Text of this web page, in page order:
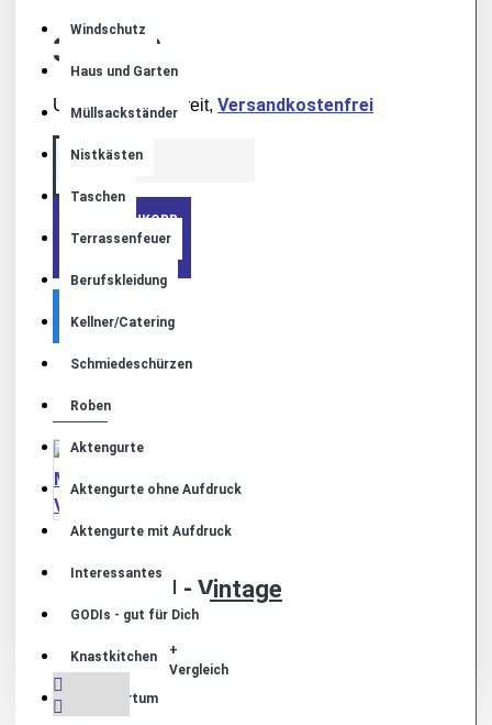
Windschutz
Haus und Garten
Müllsackständer
Nistkästen
Taschen
Terrassenfeuer
Berufskleidung
Kellner/Catering
Schmiedeschürzen
Roben
Aktengurte
Aktengurte ohne Aufdruck
Aktengurte mit Aufdruck
Interessantes
GODIs - gut für Dich
Knastkitchen
Justiz-Irrtum
39,00€
Umsatzsteuerbefreit, Versandkostenfrei
+ WARENKORB
MEHR VON DIESER MARKE
Grill MULTI - Vintage
+
Wunschliste
+
Vergleich